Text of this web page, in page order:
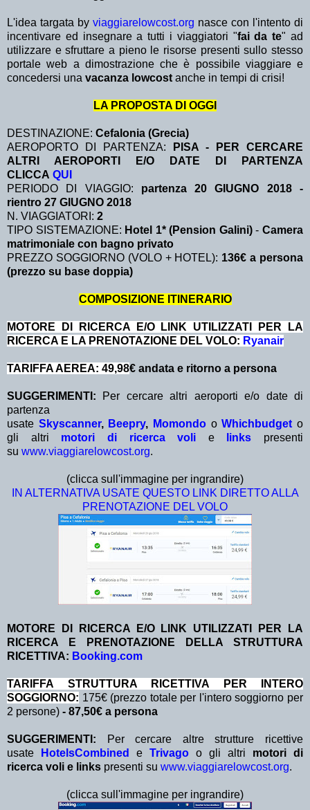
L'idea targata by viaggiarelowcost.org nasce con l'intento di
incentivare ed insegnare a tutti i viaggiatori "fai da te" ad
utilizzare e sfruttare a pieno le risorse presenti sullo stesso
portale web a dimostrazione che è possibile viaggiare e
concedersi una vacanza lowcost anche in tempi di crisi!
LA PROPOSTA DI OGGI
DESTINAZIONE: Cefalonia (Grecia)
AEROPORTO DI PARTENZA:
PISA - PER CERCARE
ALTRI AEROPORTI E/O DATE DI PARTENZA
CLICCA QUI
PERIODO DI VIAGGIO: partenza 20 GIUGNO 2018 -
rientro 27 GIUGNO 2018
N. VIAGGIATORI: 2
TIPO SISTEMAZIONE: Hotel 1* (Pension Galini)-Camera
matrimoniale con bagno privato
PREZZO SOGGIORNO (VOLO + HOTEL): 136€ a persona
(prezzo su base doppia)
COMPOSIZIONE ITINERARIO
MOTORE DI RICERCA E/O LINK UTILIZZATI PER LA
RICERCA E LA PRENOTAZIONE DEL VOLO: Ryanair
TARIFFA AEREA: 49,98€ andata e ritorno a persona
SUGGERIMENTI: Per cercare altri aeroporti e/o date di
partenza
usate Skyscanner, Beepry, Momondo oWhichbudget o
gli altri motori di ricerca voli e links presenti
su www.viaggiarelowcost.org.
(clicca sull'immagine per ingrandire)
IN ALTERNATIVA USATE QUESTO LINK DIRETTO ALLA
PRENOTAZIONE DEL VOLO
MOTORE DI RICERCA E/O LINK UTILIZZATI PER LA
RICERCA E PRENOTAZIONE DELLA STRUTTURA
RICETTIVA: Booking.com
TA RIFFA STRUTTURA RICETTIVA PER INTERO
SOGGIORNO: 175€ (prezzo totale per l'intero soggiorno per
2 persone) - 87,50€ a persona
SUGGERIMENTI: Per cercare altre strutture ricettive
usate
HotelsCombined e Trivago o gli altri motori di
ricerca voli e links presenti su www.viaggiarelowcost.org.
(clicca sull'immagine per ingrandire)